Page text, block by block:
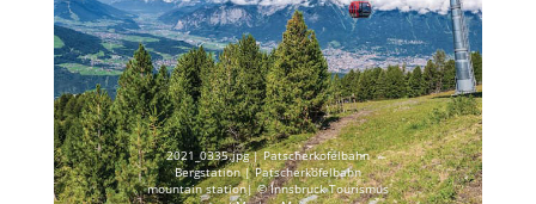
2021_0335.jpg | Patscherkofelbahn
Bergstation | Patscherkofelbahn
mountain station| © Innsbruck Tourismus